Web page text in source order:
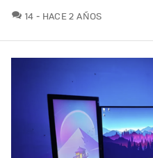
14 COMENTARIOS
HACE 2 AÑOS